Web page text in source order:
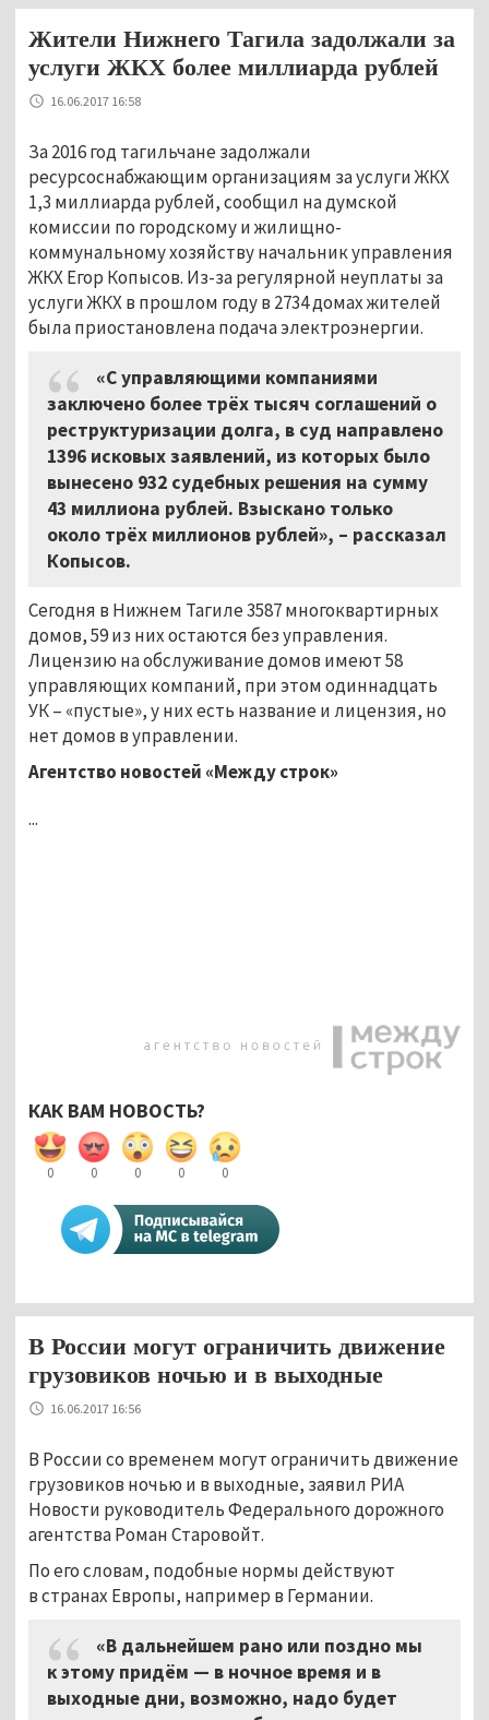
Жители Нижнего Тагила задолжали за
услуги ЖКХ более миллиарда рублей
16.06.2017 16:58
За 2016 год тагильчане задолжали
ресурсоснабжающим организациям за услуги ЖКХ
1,3 миллиарда рублей, сообщил на думской
комиссии по городскому и жилищно-
коммунальному хозяйству начальник управления
ЖКХ Егор Копысов. Из-за регулярной неуплаты за
услуги ЖКХ в прошлом году в 2734 домах жителей
была приостановлена подача электроэнергии.
«С управляющими компаниями
заключено более трёх тысяч соглашений о
реструктуризации долга, в суд направлено
1396 исковых заявлений, из которых было
вынесено 932 судебных решения на сумму
43 миллиона рублей. Взыскано только
около трёх миллионов рублей», – рассказал
Копысов.
Сегодня в Нижнем Тагиле 3587 многоквартирных
домов, 59 из них остаются без управления.
Лицензию на обслуживание домов имеют 58
управляющих компаний, при этом одиннадцать
УК – «пустые», у них есть название и лицензия, но
нет домов в управлении.
Агентство новостей «Между строк»
...
КАК ВАМ НОВОСТЬ?
0 0 0 0 0
В России могут ограничить движение
грузовиков ночью и в выходные
16.06.2017 16:56
В России со временем могут ограничить движение
грузовиков ночью и в выходные, заявил РИА
Новости руководитель Федерального дорожного
агентства Роман Старовойт.
По его словам, подобные нормы действуют
в странах Европы, например в Германии.
«В дальнейшем рано или поздно мы
к этому придём — в ночное время и в
выходные дни, возможно, надо будет